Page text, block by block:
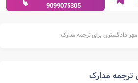
9099075305
مهر دادگستری برای ترجمه مدارک
ترجمه مدارک